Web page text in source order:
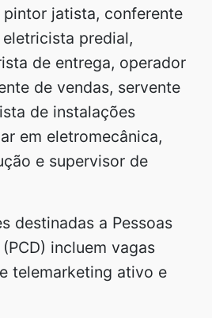
jatista, conferente
predial,
de entrega, operador
de vendas, servente
de instalações
em eletromecânica,
e supervisor de
destinadas a Pessoas
incluem vagas
telemarketing ativo e